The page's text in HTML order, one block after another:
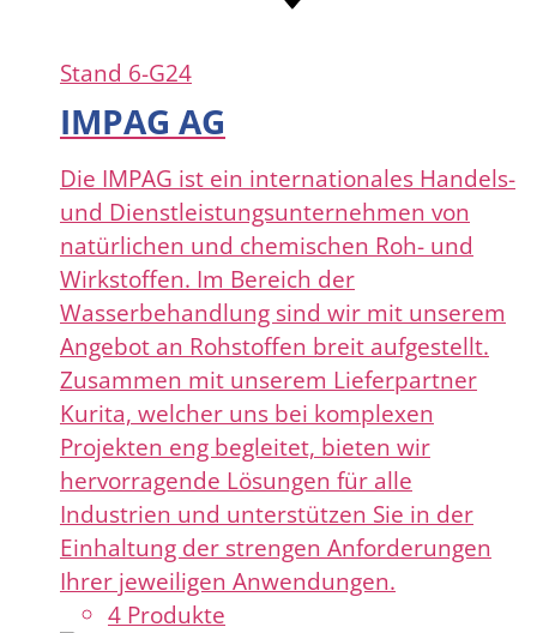
Stand 6-G24
IMPAG AG
Die IMPAG ist ein internationales Handels-
und Dienstleistungsunternehmen von
natürlichen und chemischen Roh- und
Wirkstoffen. Im Bereich der
Wasserbehandlung sind wir mit unserem
Angebot an Rohstoffen breit aufgestellt.
Zusammen mit unserem Lieferpartner
Kurita, welcher uns bei komplexen
Projekten eng begleitet, bieten wir
hervorragende Lösungen für alle
Industrien und unterstützen Sie in der
Einhaltung der strengen Anforderungen
Ihrer jeweiligen Anwendungen.
4 Produkte